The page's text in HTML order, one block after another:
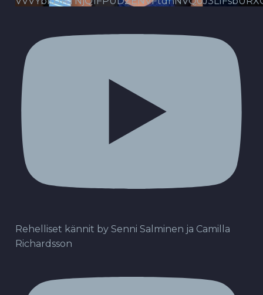
Rehelliset kännit by Senni Salminen ja Camilla
Richardsson